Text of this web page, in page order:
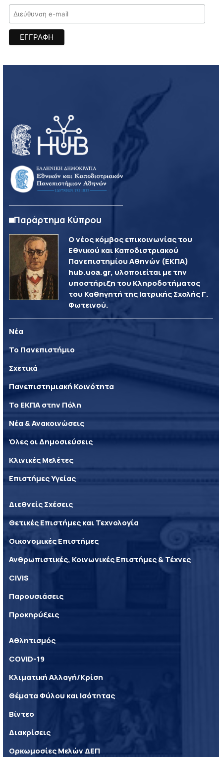
Παράρτημα Κύπρου
Ο νέος κόμβος επικοινωνίας του
Εθνικού και Καποδιστριακού
Πανεπιστημίου Αθηνών (ΕΚΠΑ)
hub.uoa.gr, υλοποιείται με την
υποστήριξη του Κληροδοτήματος
του Καθηγητή της Ιατρικής Σχολής Γ.
Φωτεινού.
Νέα
Το Πανεπιστήμιο
Σχετικά
Πανεπιστημιακή Κοινότητα
Το ΕΚΠΑ στην Πόλη
Νέα & Ανακοινώσεις
Όλες οι Δημοσιεύσεις
Κλινικές Μελέτες
Επιστήμες Υγείας
Διεθνείς Σχέσεις
Θετικές Επιστήμες και Τεχνολογία
Οικονομικές Επιστήμες
Ανθρωπιστικές, Κοινωνικές Επιστήμες & Τέχνες
CIVIS
Παρουσιάσεις
Προκηρύξεις
Αθλητισμός
COVID-19
Κλιματική Αλλαγή/Κρίση
Θέματα Φύλου και Ισότητας
Βίντεο
Διακρίσεις
Ορκωμοσίες Μελών ΔΕΠ